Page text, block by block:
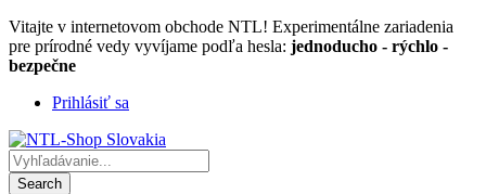
Vitajte v internetovom obchode NTL! Experimentálne zariadenia
pre prírodné vedy vyvíjame podľa hesla: jednoducho - rýchlo -
bezpečne
Prihlásiť sa
Search